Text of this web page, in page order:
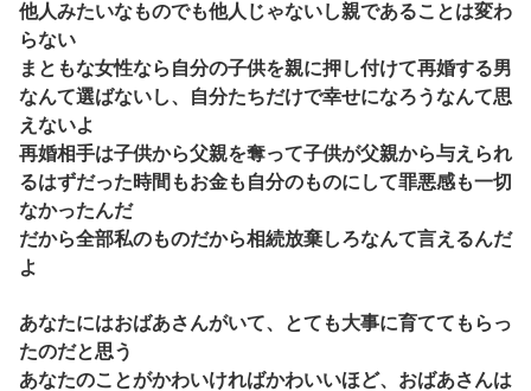
他人みたいなものでも他人じゃないし親であることは変わ
らない
まともな女性なら自分の子供を親に押し付けて再婚する男
なんて選ばないし、自分たちだけで幸せになろうなんて思
えないよ
再婚相手は子供から父親を奪って子供が父親から与えられ
るはずだった時間もお金も自分のものにして罪悪感も一切
なかったんだ
だから全部私のものだから相続放棄しろなんて言えるんだ
よ
あなたにはおばあさんがいて、とても大事に育ててもらっ
たのだと思う
あなたのことがかわいければかわいいほど、おばあさんは